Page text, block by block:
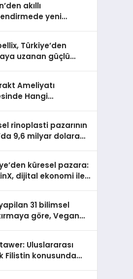
akıllı
yeni
Türkiye’den
uzanan güçlü
Ameliyatı
Hangi
rinoplasti pazarının
9,6 milyar dolara
küresel pazara:
dijital ekonomi ile
31 bilimsel
göre, Vegan
Ortaya Koydu
Uluslararası
Filistin konusunda